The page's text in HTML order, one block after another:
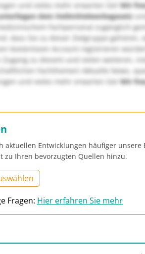
und vieles mehr erwarten Sie!Wir
dem Heilmittelwerbegesetz
Fachpersonal zugänglich
dass Sie zu dieser Zielgruppe gehören,
kostenlosen Account registrieren
zu diesem und vielen weiteren,
Fachthemen! Aktuelle News,
und vieles mehr erwarten Sie! Wir
aktuellen Entwicklungen häufiger unsere
zu Ihren bevorzugten Quellen hinzu.
Fragen: Hier erfahren Sie mehr